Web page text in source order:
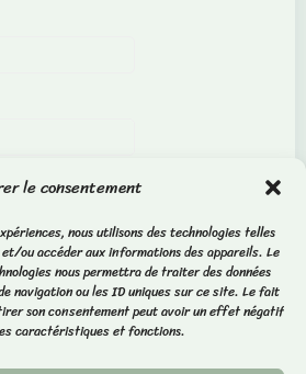
le consentement
nous utilisons des technologies telles
ou accéder aux informations des appareils. Le
nous permettra de traiter des données
navigation ou les ID uniques sur ce site. Le fait
son consentement peut avoir un effet négatif
caractéristiques et fonctions.